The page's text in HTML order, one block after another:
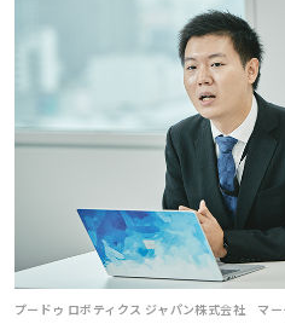
プードゥ ロボティクス ジャパン株式会社 マ